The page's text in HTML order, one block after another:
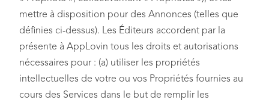
mettre à disposition pour des Annonces (telles que
définies ci-dessus). Les Éditeurs accordent par la
présente à AppLovin tous les droits et autorisations
nécessaires pour : (a) utiliser les propriétés
intellectuelles de votre ou vos Propriétés fournies au
cours des Services dans le but de remplir les